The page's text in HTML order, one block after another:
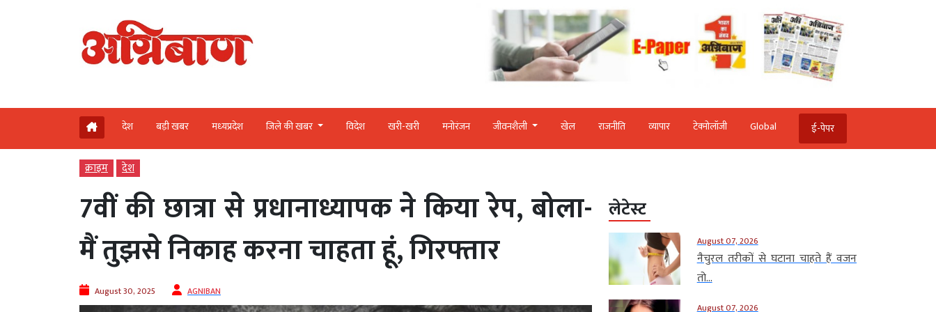
देश बड़ी खबर मध्‍यप्रदेश जिले की खबर विदेश खरी-खरी मनोरंजन जीवनशैली खेल राजनीति व्‍यापार टेक्‍नोलॉजी Global ई-पेपर
क्राइम देश
7वीं की छात्रा से प्रधानाध्यापक ने किया रेप, बोला-
मैं तुझसे निकाह करना चाहता हूं, गिरफ्तार
August 30, 2025 AGNIBAN
लेटेस्ट
August 07, 2026
नैचुरल तरीकों से घटाना चाहते हैं वजन
तो...
August 07, 2026